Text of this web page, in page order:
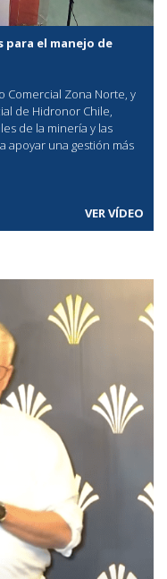
el manejo de
Comercial Zona Norte, y
de Hidronor Chile,
de la minería y las
apoyar una gestión más
VER VÍDEO